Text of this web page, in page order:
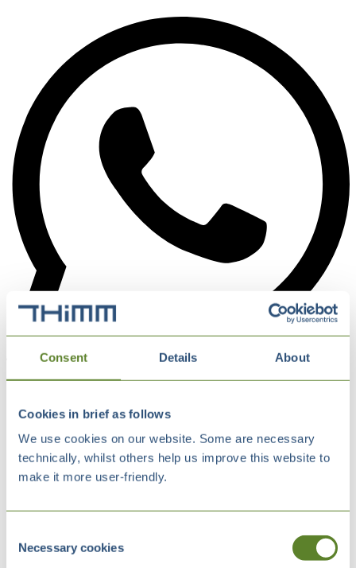
Consent Details About
Cookies in brief as follows
We use cookies on our website. Some are necessary
technically, whilst others help us improve this website to
make it more user-friendly.
Selection
Necessary cookies